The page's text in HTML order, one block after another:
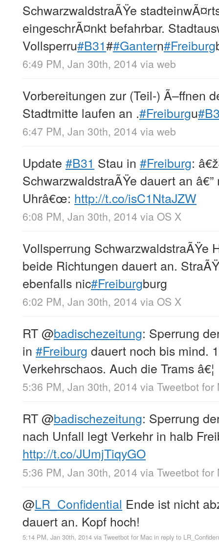
SchwarzwaldstraÃŸe
eingeschrÃ¤nkt befahrbar.
Vollsperru#B31##Gantern#Freiburg
6:49 PM, Jan 30th, 2014 via web
Vorbereitungen zur (Teil-) Ã–ffnen
Stadtmitte laufen an .#Freiburgu
6:47 PM, Jan 30th, 2014 via web
Update #B31 Stau in #Freiburg:
SchwarzwaldstraÃŸe dauert an
Uhrâ€œ: http://t.co/isC1NtaJZW
6:08 PM, Jan 30th, 2014 via OS X
Vollsperrung SchwarzwaldstraÃŸe
beide Richtungen dauert an.
ebenfalls nic#Freiburgburg
6:02 PM, Jan 30th, 2014 via OS X
RT@badischezeitung: Sperrung
in #Freiburg dauert noch bis mind.
Verkehrschaos. Auch die Trams â€¦
5:36 PM, Jan 30th, 2014 via Tweetbot for
RT@badischezeitung: Sperrung
nach Unfall legt Verkehr in halb
http://t.co/JUmjTiqyGO
5:36 PM, Jan 30th, 2014 via Tweetbot for
@LR_Confidential Ende ist nicht
dauert an. Kopf hoch!
5:14 PM, Jan 30th, 2014 via Tweetbot for Mac in reply to